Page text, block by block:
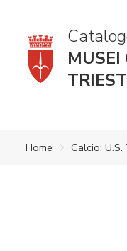
MUSEI
Home Calcio: